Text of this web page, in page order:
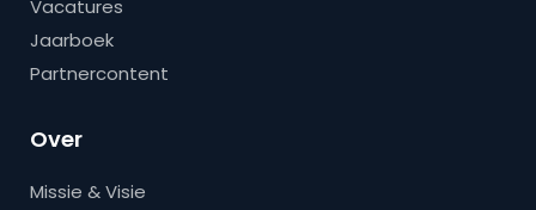
Vacatures
Jaarboek
Partnercontent
Over
Missie & Visie